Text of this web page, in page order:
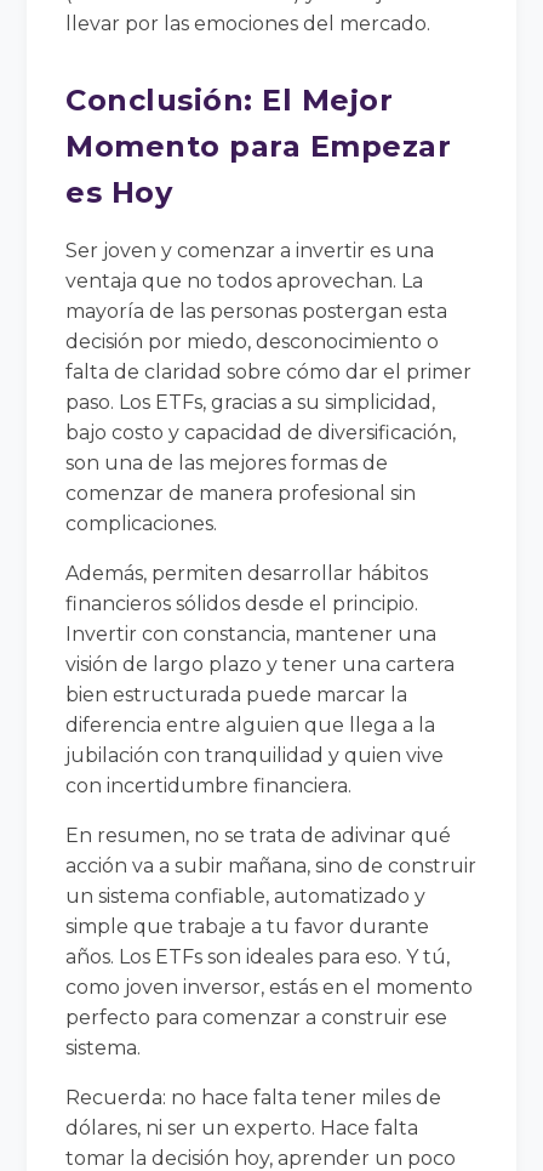
llevar por las emociones del mercado.
Conclusión: El Mejor
Momento para Empezar
es Hoy
Ser joven y comenzar a invertir es una
ventaja que no todos aprovechan. La
mayoría de las personas postergan esta
decisión por miedo, desconocimiento o
falta de claridad sobre cómo dar el primer
paso. Los ETFs, gracias a su simplicidad,
bajo costo y capacidad de diversificación,
son una de las mejores formas de
comenzar de manera profesional sin
complicaciones.
Además, permiten desarrollar hábitos
financieros sólidos desde el principio.
Invertir con constancia, mantener una
visión de largo plazo y tener una cartera
bien estructurada puede marcar la
diferencia entre alguien que llega a la
jubilación con tranquilidad y quien vive
con incertidumbre financiera.
En resumen, no se trata de adivinar qué
acción va a subir mañana, sino de construir
un sistema confiable, automatizado y
simple que trabaje a tu favor durante
años. Los ETFs son ideales para eso. Y tú,
como joven inversor, estás en el momento
perfecto para comenzar a construir ese
sistema.
Recuerda: no hace falta tener miles de
dólares, ni ser un experto. Hace falta
tomar la decisión hoy, aprender un poco